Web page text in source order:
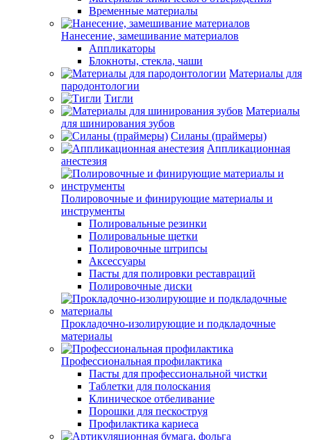
Временные материалы
Нанесение, замешивание материалов
Аппликаторы
Блокноты, стекла, чаши
Материалы для
пародонтологии
Тигли
Материалы
для шинирования зубов
Силаны (праймеры)
Аппликационная
анестезия
Полировочные и финирующие материалы и
инструменты
Полировальные резинки
Полировальные щетки
Полировочные штрипсы
Аксессуары
Пасты для полировки реставраций
Полировочные диски
Прокладочно-изолирующие и подкладочные
материалы
Профессиональная профилактика
Пасты для профессиональной чистки
Таблетки для полоскания
Клиническое отбеливание
Порошки для пескоструя
Профилактика кариеса